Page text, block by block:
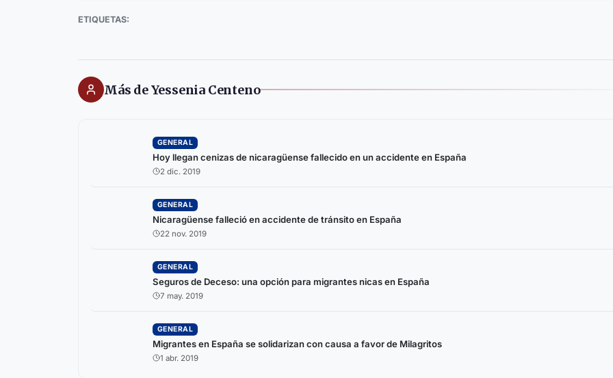
ETIQUETAS:
Más de Yessenia Centeno
GENERAL
Hoy llegan cenizas de nicaragüense fallecido en un accidente en España
2 dic. 2019
GENERAL
Nicaragüense falleció en accidente de tránsito en España
22 nov. 2019
GENERAL
Seguros de Deceso: una opción para migrantes nicas en España
7 may. 2019
GENERAL
Migrantes en España se solidarizan con causa a favor de Milagritos
1 abr. 2019